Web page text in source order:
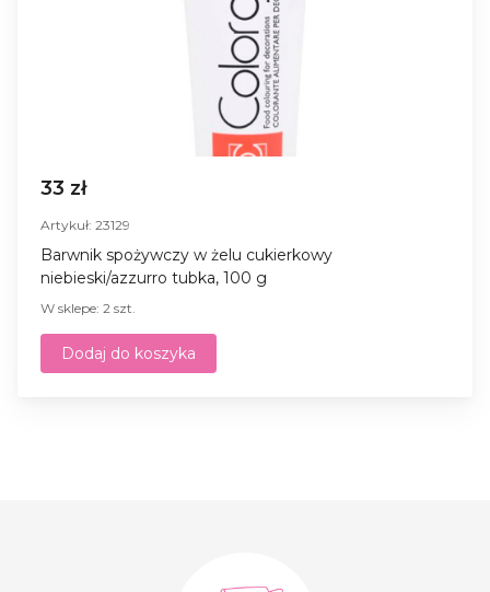
33 zł
Artykuł: 23129
Barwnik spożywczy w żelu cukierkowy
niebieski/azzurro tubka, 100 g
W sklepe: 2 szt.
Dodaj do koszyka